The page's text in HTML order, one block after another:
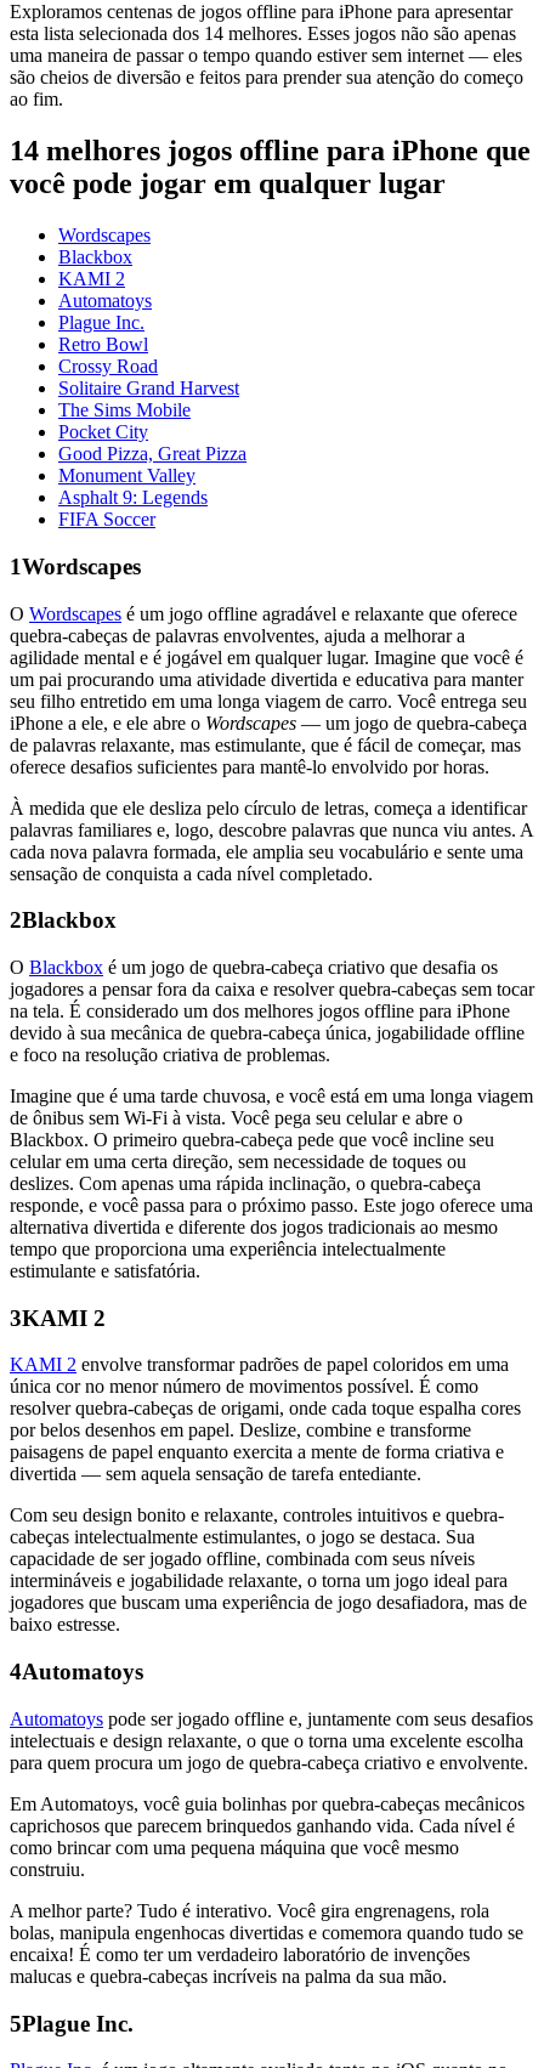
Exploramos centenas de jogos offline para iPhone para apresentar
esta lista selecionada dos 14 melhores. Esses jogos não são apenas
uma maneira de passar o tempo quando estiver sem internet — eles
são cheios de diversão e feitos para prender sua atenção do começo
ao fim.
14 melhores jogos offline para iPhone que
você pode jogar em qualquer lugar
Wordscapes
Blackbox
KAMI 2
Automatoys
Plague Inc.
Retro Bowl
Crossy Road
Solitaire Grand Harvest
The Sims Mobile
Pocket City
Good Pizza, Great Pizza
Monument Valley
Asphalt 9: Legends
FIFA Soccer
1Wordscapes
O Wordscapes é um jogo offline agradável e relaxante que oferece
quebra-cabeças de palavras envolventes, ajuda a melhorar a
agilidade mental e é jogável em qualquer lugar. Imagine que você é
um pai procurando uma atividade divertida e educativa para manter
seu filho entretido em uma longa viagem de carro. Você entrega seu
iPhone a ele, e ele abre o Wordscapes — um jogo de quebra-cabeça
de palavras relaxante, mas estimulante, que é fácil de começar, mas
oferece desafios suficientes para mantê-lo envolvido por horas.
À medida que ele desliza pelo círculo de letras, começa a identificar
palavras familiares e, logo, descobre palavras que nunca viu antes. A
cada nova palavra formada, ele amplia seu vocabulário e sente uma
sensação de conquista a cada nível completado.
2Blackbox
O Blackbox é um jogo de quebra-cabeça criativo que desafia os
jogadores a pensar fora da caixa e resolver quebra-cabeças sem tocar
na tela. É considerado um dos melhores jogos offline para iPhone
devido à sua mecânica de quebra-cabeça única, jogabilidade offline
e foco na resolução criativa de problemas.
Imagine que é uma tarde chuvosa, e você está em uma longa viagem
de ônibus sem Wi-Fi à vista. Você pega seu celular e abre o
Blackbox. O primeiro quebra-cabeça pede que você incline seu
celular em uma certa direção, sem necessidade de toques ou
deslizes. Com apenas uma rápida inclinação, o quebra-cabeça
responde, e você passa para o próximo passo. Este jogo oferece uma
alternativa divertida e diferente dos jogos tradicionais ao mesmo
tempo que proporciona uma experiência intelectualmente
estimulante e satisfatória.
3KAMI 2
KAMI 2 envolve transformar padrões de papel coloridos em uma
única cor no menor número de movimentos possível. É como
resolver quebra-cabeças de origami, onde cada toque espalha cores
por belos desenhos em papel. Deslize, combine e transforme
paisagens de papel enquanto exercita a mente de forma criativa e
divertida — sem aquela sensação de tarefa entediante.
Com seu design bonito e relaxante, controles intuitivos e quebra-
cabeças intelectualmente estimulantes, o jogo se destaca. Sua
capacidade de ser jogado offline, combinada com seus níveis
intermináveis e jogabilidade relaxante, o torna um jogo ideal para
jogadores que buscam uma experiência de jogo desafiadora, mas de
baixo estresse.
4Automatoys
Automatoys pode ser jogado offline e, juntamente com seus desafios
intelectuais e design relaxante, o que o torna uma excelente escolha
para quem procura um jogo de quebra-cabeça criativo e envolvente.
Em Automatoys, você guia bolinhas por quebra-cabeças mecânicos
caprichosos que parecem brinquedos ganhando vida. Cada nível é
como brincar com uma pequena máquina que você mesmo
construiu.
A melhor parte? Tudo é interativo. Você gira engrenagens, rola
bolas, manipula engenhocas divertidas e comemora quando tudo se
encaixa! É como ter um verdadeiro laboratório de invenções
malucas e quebra-cabeças incríveis na palma da sua mão.
5Plague Inc.